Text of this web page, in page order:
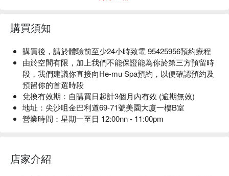
購買須知
購買後，請於體驗前至少24小時致電 95425956預約療程
由於空間有限，加上我們不能保證能為你於第三方預留時
段，我們建議你直接向He-mu Spa預約，以便確認預約及
預留你的首選時段
兌換有效期：自購買日起計3個月內有效 (逾期無效)
地址：尖沙咀金巴利道69-71號美園大廈一樓B室
營業時間：星期一至日 12:00nn - 11:00pm
店家介紹